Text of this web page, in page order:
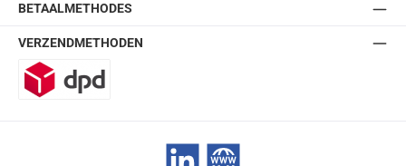
BETAALMETHODES
VERZENDMETHODEN